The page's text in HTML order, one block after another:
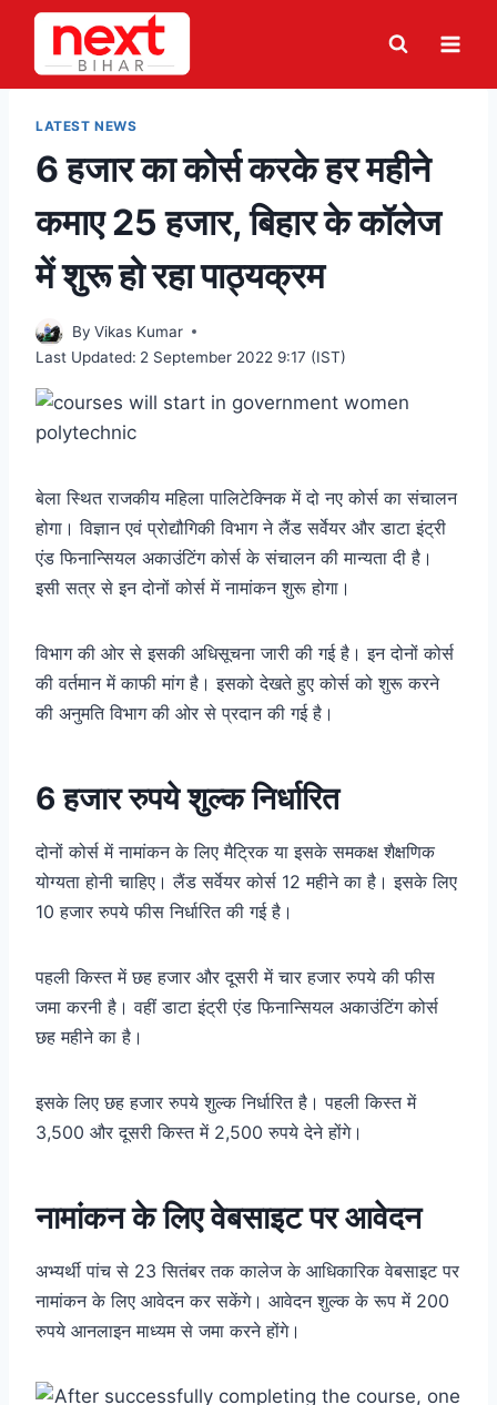
Skip
content
LATEST NEWS
6 हजार का कोर्स करके हर महीने
कमाए 25 हजार, बिहार के कॉलेज
में शुरू हो रहा पाठ्यक्रम
By Vikas Kumar
Last Updated: 2 September 2022 9:17 (IST)
बेला स्थित राजकीय महिला पालिटेक्निक में दो नए कोर्स का संचालन
होगा। विज्ञान एवं प्रोद्यौगिकी विभाग ने लैंड सर्वेयर और डाटा इंट्री
एंड फिनान्सियल अकाउंटिंग कोर्स के संचालन की मान्यता दी है।
इसी सत्र से इन दोनों कोर्स में नामांकन शुरू होगा।
विभाग की ओर से इसकी अधिसूचना जारी की गई है। इन दोनों कोर्स
की वर्तमान में काफी मांग है। इसको देखते हुए कोर्स को शुरू करने
की अनुमति विभाग की ओर से प्रदान की गई है।
6 हजार रुपये शुल्क निर्धारित
दोनों कोर्स में नामांकन के लिए मैट्रिक या इसके समकक्ष शैक्षणिक
योग्यता होनी चाहिए। लैंड सर्वेयर कोर्स 12 महीने का है। इसके लिए
10 हजार रुपये फीस निर्धारित की गई है।
पहली किस्त में छह हजार और दूसरी में चार हजार रुपये की फीस
जमा करनी है। वहीं डाटा इंट्री एंड फिनान्सियल अकाउंटिंग कोर्स
छह महीने का है।
इसके लिए छह हजार रुपये शुल्क निर्धारित है। पहली किस्त में
3,500 और दूसरी किस्त में 2,500 रुपये देने होंगे।
नामांकन के लिए वेबसाइट पर आवेदन
अभ्यर्थी पांच से 23 सितंबर तक कालेज के आधिकारिक वेबसाइट पर
नामांकन के लिए आवेदन कर सकेंगे। आवेदन शुल्क के रूप में 200
रुपये आनलाइन माध्यम से जमा करने होंगे।